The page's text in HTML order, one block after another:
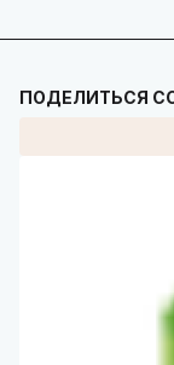
ПОДЕЛИТЬСЯ